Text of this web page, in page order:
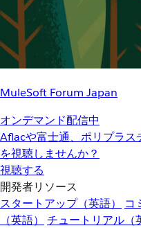
MuleSoft Forum Japan
オンデマンド配信中
Aflacや富士通、ポリプラス
を視聴しませんか？
視聴する
開発者リソース
スタートアップ（英語）
コ
（英語）
チュートリアル（